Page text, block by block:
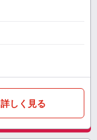
詳しく見る